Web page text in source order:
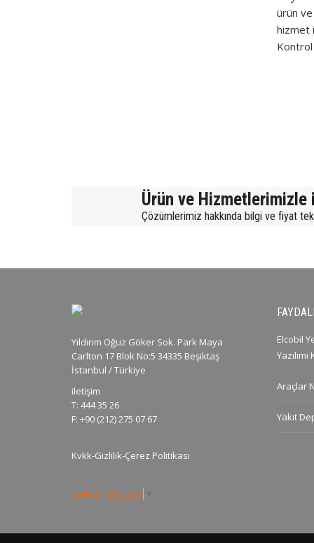
ürün
hizmet
Kontrol
Ürün ve
Çözümlerimiz hakkında bilgi ve fiyat
Yıldırım Oğuz Göker Sok. Park Maya
Carlton 17 Blok No:5 34335 Beşiktaş
İstanbul / Türkiye
iletişim
T: 444 35 26
F: +90 (212) 275 07 67
Kvkk-Gizlilik-Çerez Politikası
Select Language
Elcobil
Araçlar
Yakıt